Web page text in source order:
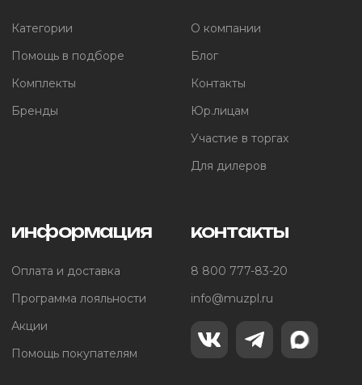
Категории
Помощь в подборе
Комплекты
Бренды
О компании
Блог
Контакты
Юр.лицам
Участие в торгах
Для дилеров
информация
Оплата и доставка
Программа лояльности
Акции
Помощь покупателям
контакты
8 800 777-83-20
info@muzpl.ru